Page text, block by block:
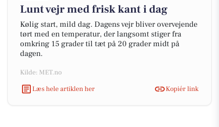
Lunt vejr med frisk kant i dag
Kølig start, mild dag. Dagens vejr bliver overvejende
tørt med en temperatur, der langsomt stiger fra
omkring 15 grader til tæt på 20 grader midt på
dagen.
Kilde: MET.no
Læs hele artiklen her
Kopiér link